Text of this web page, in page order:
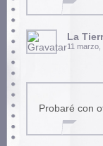
La
11 marzo,
Probaré con